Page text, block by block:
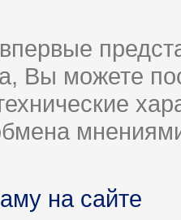
Вы можете
на сайте